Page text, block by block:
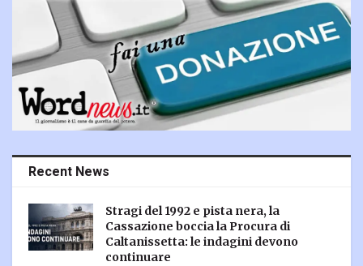
Recent News
Stragi del 1992 e pista nera, la
Cassazione boccia la Procura di
Caltanissetta: le indagini devono
continuare